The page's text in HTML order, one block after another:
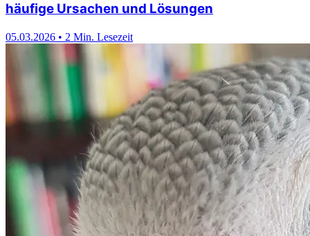
häufige Ursachen und Lösungen
05.03.2026 • 2 Min. Lesezeit